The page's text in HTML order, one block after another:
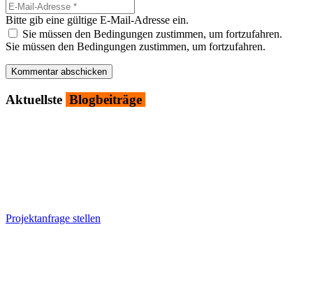
Bitte gib eine gültige E-Mail-Adresse ein.
Sie müssen den Bedingungen zustimmen, um fortzufahren.
Sie müssen den Bedingungen zustimmen, um fortzufahren.
Kommentar abschicken
Aktu­ells­te Blog­bei­trä­ge
Projektanfrage stellen